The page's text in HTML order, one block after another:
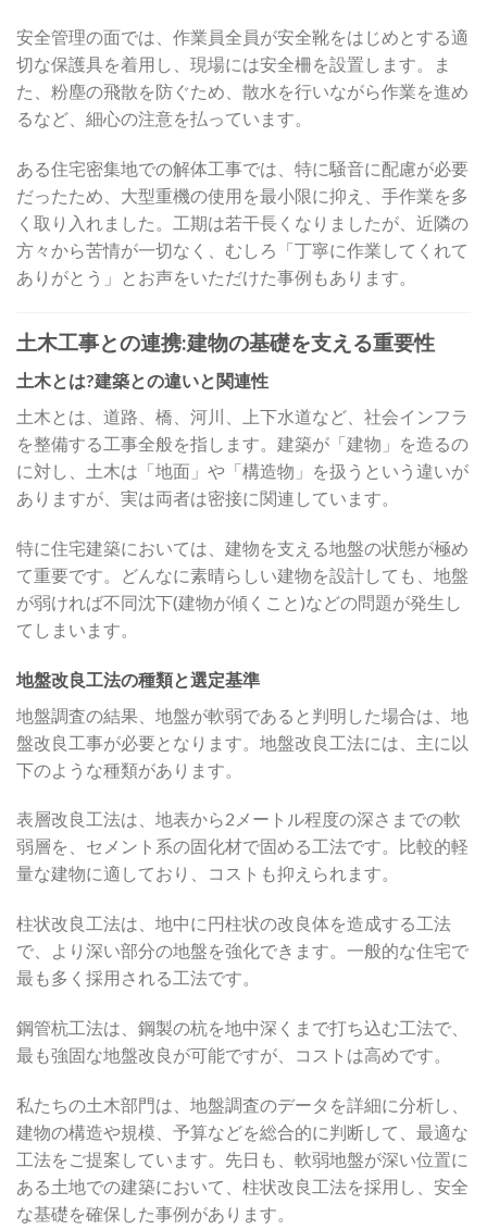
安全管理の面では、作業員全員が安全靴をはじめとする適
切な保護具を着用し、現場には安全柵を設置します。ま
た、粉塵の飛散を防ぐため、散水を行いながら作業を進め
るなど、細心の注意を払っています。
ある住宅密集地での解体工事では、特に騒音に配慮が必要
だったため、大型重機の使用を最小限に抑え、手作業を多
く取り入れました。工期は若干長くなりましたが、近隣の
方々から苦情が一切なく、むしろ「丁寧に作業してくれて
ありがとう」とお声をいただけた事例もあります。
土木工事との連携:建物の基礎を支える重要性
土木とは?建築との違いと関連性
土木とは、道路、橋、河川、上下水道など、社会インフラ
を整備する工事全般を指します。建築が「建物」を造るの
に対し、土木は「地面」や「構造物」を扱うという違いが
ありますが、実は両者は密接に関連しています。
特に住宅建築においては、建物を支える地盤の状態が極め
て重要です。どんなに素晴らしい建物を設計しても、地盤
が弱ければ不同沈下(建物が傾くこと)などの問題が発生し
てしまいます。
地盤改良工法の種類と選定基準
地盤調査の結果、地盤が軟弱であると判明した場合は、地
盤改良工事が必要となります。地盤改良工法には、主に以
下のような種類があります。
表層改良工法は、地表から2メートル程度の深さまでの軟
弱層を、セメント系の固化材で固める工法です。比較的軽
量な建物に適しており、コストも抑えられます。
柱状改良工法は、地中に円柱状の改良体を造成する工法
で、より深い部分の地盤を強化できます。一般的な住宅で
最も多く採用される工法です。
鋼管杭工法は、鋼製の杭を地中深くまで打ち込む工法で、
最も強固な地盤改良が可能ですが、コストは高めです。
私たちの土木部門は、地盤調査のデータを詳細に分析し、
建物の構造や規模、予算などを総合的に判断して、最適な
工法をご提案しています。先日も、軟弱地盤が深い位置に
ある土地での建築において、柱状改良工法を採用し、安全
な基礎を確保した事例があります。